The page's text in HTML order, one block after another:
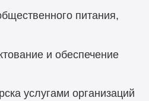
питания,
и обеспечение
услугами организаций